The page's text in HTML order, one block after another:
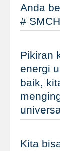
Anda
# SMCH
Pikiran
energi
baik,
Kita